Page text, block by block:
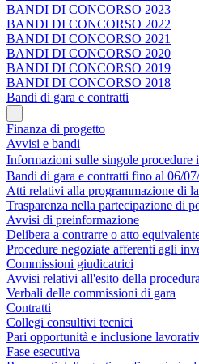
BANDI DI CONCORSO 2023
BANDI DI CONCORSO 2022
BANDI DI CONCORSO 2021
BANDI DI CONCORSO 2020
BANDI DI CONCORSO 2019
BANDI DI CONCORSO 2018
Bandi di gara e contratti
Finanza di progetto
Avvisi e bandi
Informazioni sulle singole procedure
Bandi di gara e contratti fino al 06/
Atti relativi alla programmazione di
Trasparenza nella partecipazione di
Avvisi di preinformazione
Delibera a contrarre o atto
Procedure negoziate afferenti agli
Commissioni giudicatrici
Avvisi relativi all'esito della procedura
Verbali delle commissioni di gara
Contratti
Collegi consultivi tecnici
Pari opportunità e inclusione
Fase esecutiva